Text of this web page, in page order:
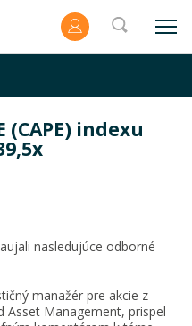
indexu
nasledujúce odborné
manažér pre akcie z
Asset Management, prispel